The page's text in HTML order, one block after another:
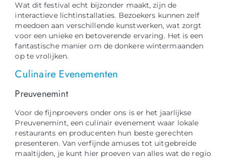
Wat dit festival echt bijzonder maakt, zijn de
interactieve lichtinstallaties. Bezoekers kunnen zelf
meedoen aan verschillende kunstwerken, wat zorgt
voor een unieke en betoverende ervaring. Het is een
fantastische manier om de donkere wintermaanden
op te vrolijken.
Culinaire Evenementen
Preuvenemint
Voor de fijnproevers onder ons is er het jaarlijkse
Preuvenemint, een culinair evenement waar lokale
restaurants en producenten hun beste gerechten
presenteren. Van verfijnde amuses tot uitgebreide
maaltijden, je kunt hier proeven van alles wat de regio